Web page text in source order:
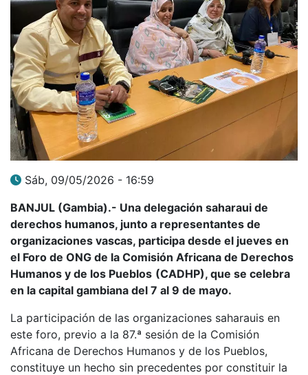
Sáb, 09/05/2026 - 16:59
BANJUL (Gambia).- Una delegación saharaui de
derechos humanos, junto a representantes de
organizaciones vascas, participa desde el jueves en
el Foro de ONG de la Comisión Africana de Derechos
Humanos y de los Pueblos (CADHP), que se celebra
en la capital gambiana del 7 al 9 de mayo.
La participación de las organizaciones saharauis en
este foro, previo a la 87.ª sesión de la Comisión
Africana de Derechos Humanos y de los Pueblos,
constituye un hecho sin precedentes por constituir la